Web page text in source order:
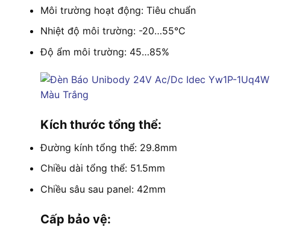
Môi trường hoạt động: Tiêu chuẩn
Nhiệt độ môi trường: -20…55°C
Độ ẩm môi trường: 45…85%
Kích thước tổng thể:
Đường kính tổng thể: 29.8mm
Chiều dài tổng thể: 51.5mm
Chiều sâu sau panel: 42mm
Cấp bảo vệ: